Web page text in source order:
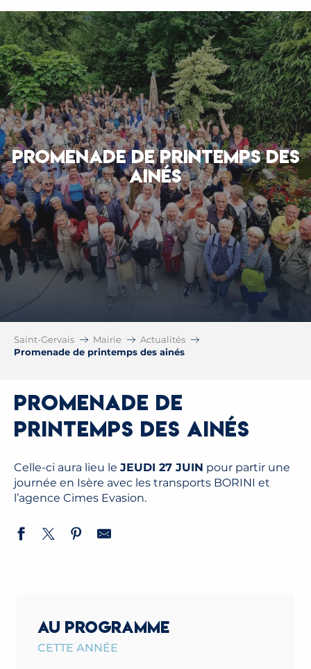
PROMENADE DE PRINTEMPS DES
AINÉS
Saint-Gervais Mairie
Actualités
Promenade de printemps des ainés
Promenade de
printemps des ainés
Celle-ci aura lieu le JEUDI 27 JUIN pour partir une
journée en Isère avec les transports BORINI et
l’agence Cimes Evasion.
AU PROGRAMME
CETTE ANNÉE